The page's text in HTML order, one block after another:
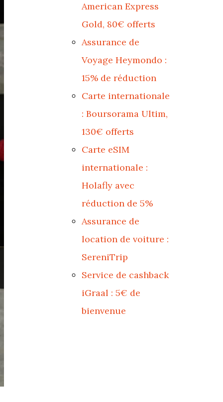
American Express
Gold, 80€ offerts
Assurance de
Voyage Heymondo :
15% de réduction
Carte internationale
: Boursorama Ultim,
130€ offerts
Carte eSIM
internationale :
Holafly avec
réduction de 5%
Assurance de
location de voiture :
SereniTrip
Service de cashback
iGraal : 5€ de
bienvenue